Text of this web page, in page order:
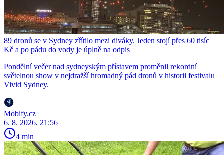
89 dronů se v Sydney zřítilo mezi diváky. Jeden stojí přes 60 tisíc
Kč a po pádu do vody je úplně na odpis
Pondělní večer nad sydneyským přístavem proměnil rekordní
světelnou show v nejdražší hromadný pád dronů v historii festivalu
Vivid Sydney.
Mobify.cz
6. 8. 2026, 21:56
4 min